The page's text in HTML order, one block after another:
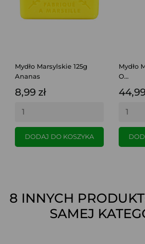
Mydło Marsylskie 125g
Ananas
8,99 zł
DODAJ DO KOSZYKA
Mydło
O...
8 INNYCH
SAMEJ